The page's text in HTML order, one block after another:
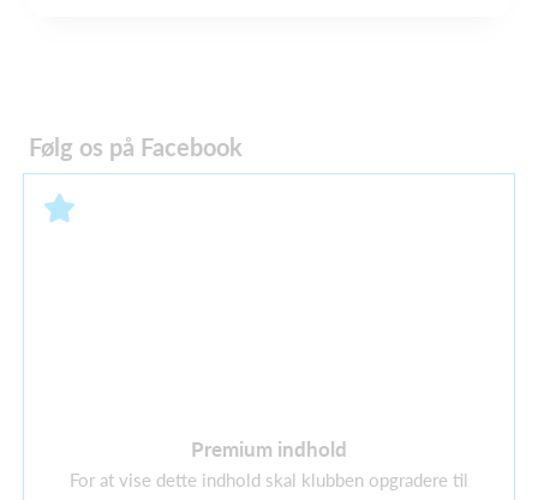
Følg os på Facebook
Premium indhold
For at vise dette indhold skal klubben opgradere til